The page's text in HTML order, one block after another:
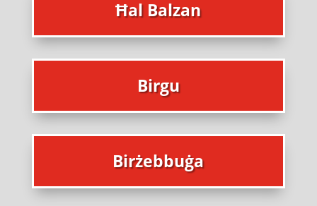
Ħal Balzan
Birgu
Birżebbuġa